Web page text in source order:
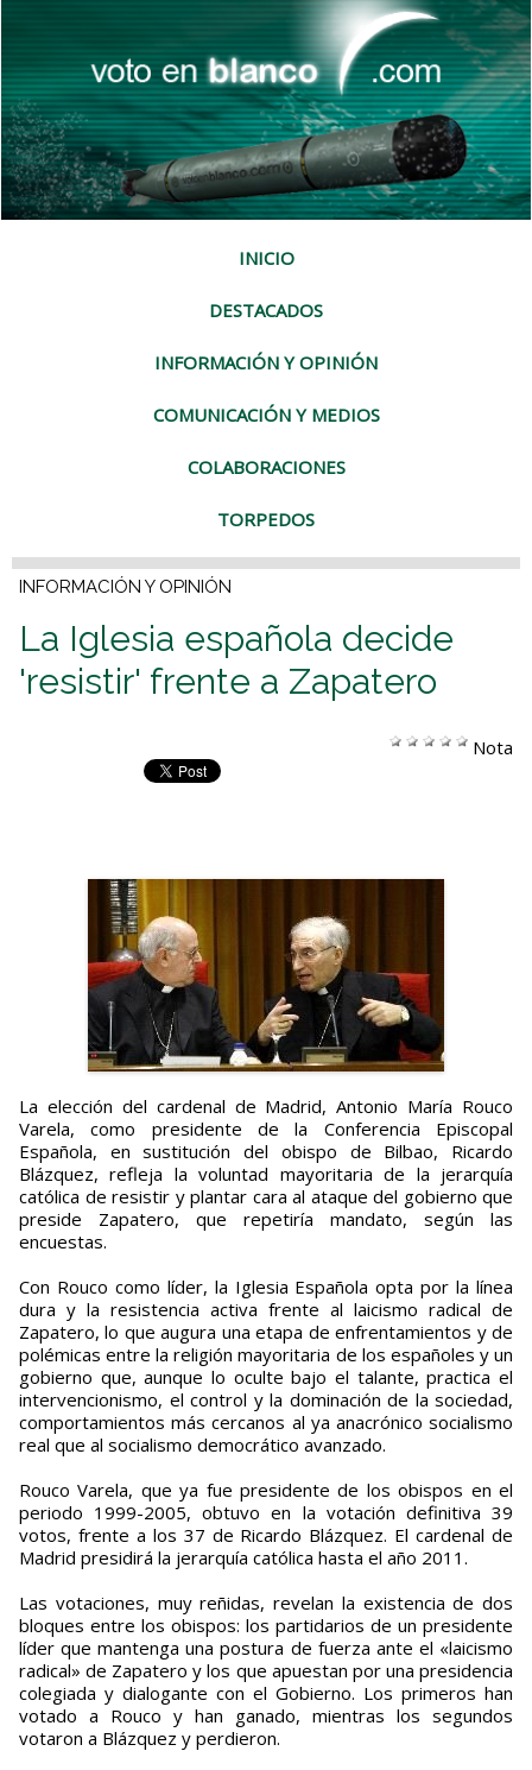
INICIO
DESTACADOS
INFORMACIÓN Y OPINIÓN
COMUNICACIÓN Y MEDIOS
COLABORACIONES
TORPEDOS
INFORMACIÓN Y OPINIÓN
La Iglesia española decide
'resistir' frente a Zapatero
Nota
La elección del cardenal de Madrid, Antonio María Rouco
Varela, como presidente de la Conferencia Episcopal
Española, en sustitución del obispo de Bilbao, Ricardo
Blázquez, refleja la voluntad mayoritaria de la jerarquía
católica de resistir y plantar cara al ataque del gobierno que
preside Zapatero, que repetiría mandato, según las
encuestas.
Con Rouco como líder, la Iglesia Española opta por la línea
dura y la resistencia activa frente al laicismo radical de
Zapatero, lo que augura una etapa de enfrentamientos y de
polémicas entre la religión mayoritaria de los españoles y un
gobierno que, aunque lo oculte bajo el talante, practica el
intervencionismo, el control y la dominación de la sociedad,
comportamientos más cercanos al ya anacrónico socialismo
real que al socialismo democrático avanzado.
Rouco Varela, que ya fue presidente de los obispos en el
periodo 1999-2005, obtuvo en la votación definitiva 39
votos, frente a los 37 de Ricardo Blázquez. El cardenal de
Madrid presidirá la jerarquía católica hasta el año 2011.
Las votaciones, muy reñidas, revelan la existencia de dos
bloques entre los obispos: los partidarios de un presidente
líder que mantenga una postura de fuerza ante el «laicismo
radical» de Zapatero y los que apuestan por una presidencia
colegiada y dialogante con el Gobierno. Los primeros han
votado a Rouco y han ganado, mientras los segundos
votaron a Blázquez y perdieron.